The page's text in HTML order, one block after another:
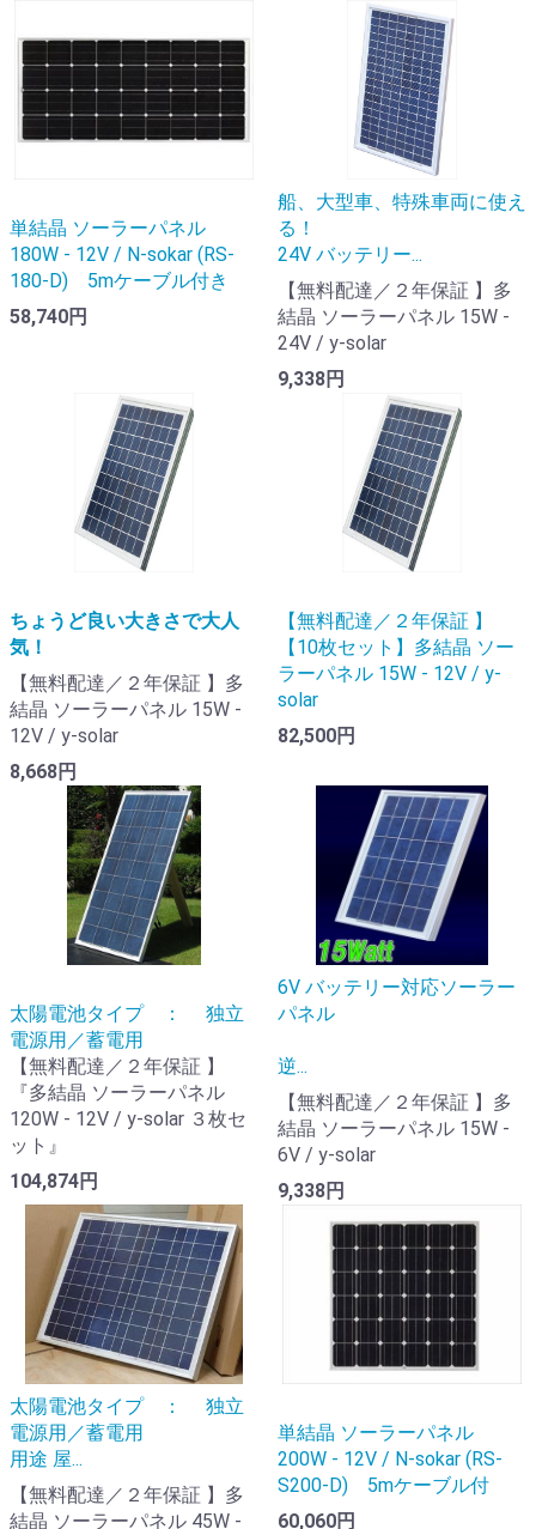
単結晶 ソーラーパネル
180W - 12V / N-sokar (RS-
180-D) 5mケーブル付き
58,740円
船、大型車、特殊車両に使え
る！
24V バッテリー...
【無料配達／２年保証 】多
結晶 ソーラーパネル 15W -
24V / y-solar
9,338円
ちょうど良い大きさで大人
気！
【無料配達／２年保証 】多
結晶 ソーラーパネル 15W -
12V / y-solar
8,668円
【無料配達／２年保証 】
【10枚セット】多結晶 ソー
ラーパネル 15W - 12V / y-
solar
82,500円
太陽電池タイプ ： 独立
電源用／蓄電用
【無料配達／２年保証 】
『多結晶 ソーラーパネル
120W - 12V / y-solar ３枚セ
ット』
104,874円
6V バッテリー対応ソーラー
パネル
逆...
【無料配達／２年保証 】多
結晶 ソーラーパネル 15W -
6V / y-solar
9,338円
太陽電池タイプ ： 独立
電源用／蓄電用
用途 屋...
【無料配達／２年保証 】多
結晶 ソーラーパネル 45W -
単結晶 ソーラーパネル
200W - 12V / N-sokar (RS-
S200-D) 5mケーブル付
60,060円